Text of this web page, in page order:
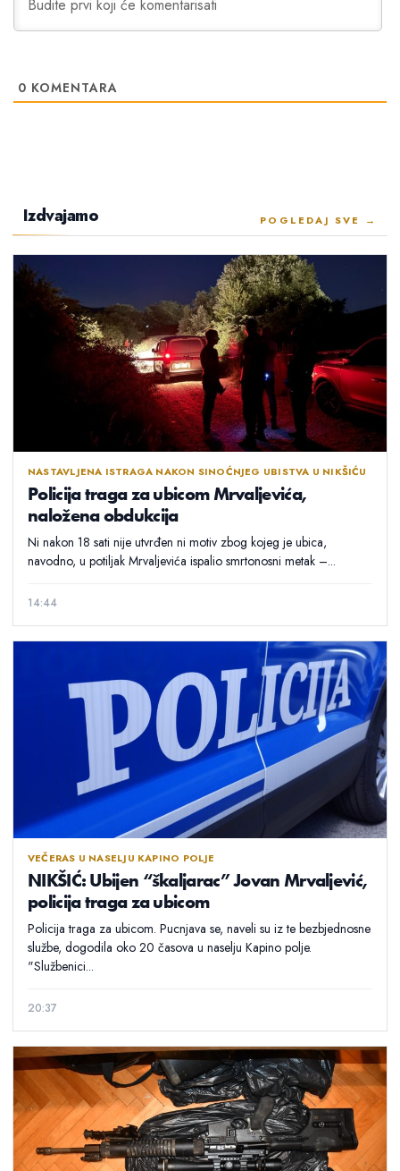
0 KOMENTARA
Izdvajamo POGLEDAJ SVE →
NASTAVLJENA ISTRAGA NAKON SINOĆNJEG UBISTVA U NIKŠIĆU
Policija traga za ubicom Mrvaljevića,
naložena obdukcija
Ni nakon 18 sati nije utvrđen ni motiv zbog kojeg je ubica,
navodno, u potiljak Mrvaljevića ispalio smrtonosni metak –...
14:44
VEČERAS U NASELJU KAPINO POLJE
NIKŠIĆ: Ubijen “škaljarac” Jovan Mrvaljević,
policija traga za ubicom
Policija traga za ubicom. Pucnjava se, naveli su iz te bezbjednosne
službe, dogodila oko 20 časova u naselju Kapino polje.
"Službenici...
20:37